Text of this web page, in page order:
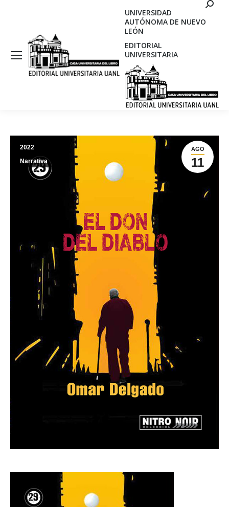
UNIVERSIDAD
AUTÓNOMA DE NUEVO
LEÓN
EDITORIAL
UNIVERSITARIA
AGO
11
2022
Narrativa